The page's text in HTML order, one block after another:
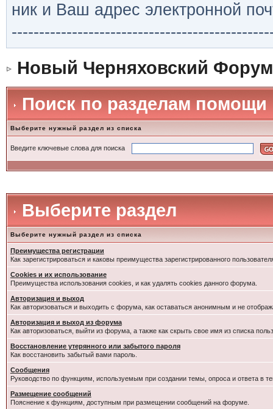
ник и Ваш адрес электронной
Новый Черняховский Форум
Поиск по разделам помощи
Выберите нужный раздел из списка
Введите ключевые слова для поиска
Выберите раздел
Выберите нужный раздел из списка
Преимущества регистрации
Как зарегистрироваться и каковы преимущества зарегистрированного
Cookies и их использование
Преимущества использования cookies, и как удалять cookies данного форума.
Авторизация и выход
Как авторизоваться и выходить с форума, как оставаться анонимным и не
Авторизация и выход из форума
Как авторизоваться, выйти из форума, а также как скрыть свое имя из списка
Восстановление утерянного или забытого пароля
Как восстановить забытый вами пароль.
Сообщения
Руководство по функциям, используемым при создании темы, опроса и ответа в
Размещение сообщений
Пояснение к функциям, доступным при размещении сообщений на форуме.